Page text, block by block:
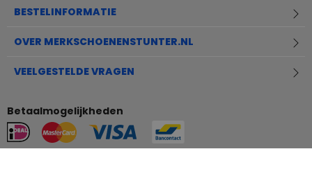
BESTELINFORMATIE
OVER MERKSCHOENENSTUNTER.NL
VEELGESTELDE VRAGEN
Betaalmogelijkheden